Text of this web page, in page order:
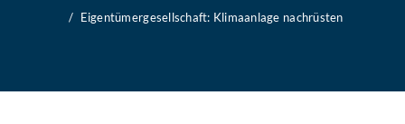
Eigentümergesellschaft: Klimaanlage nachrüsten